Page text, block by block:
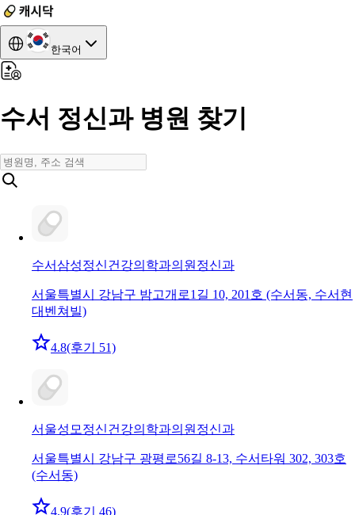
한국어
수서 정신과 병원 찾기
수서삼성정신건강의학과의원 정신과
서울특별시 강남구 밤고개로1길 10, 201호 (수서동, 수서현
대벤쳐빌)
4.8(후기 51)
서울성모정신건강의학과의원 정신과
서울특별시 강남구 광평로56길 8-13, 수서타워 302, 303호
(수서동)
4.9(후기 46)